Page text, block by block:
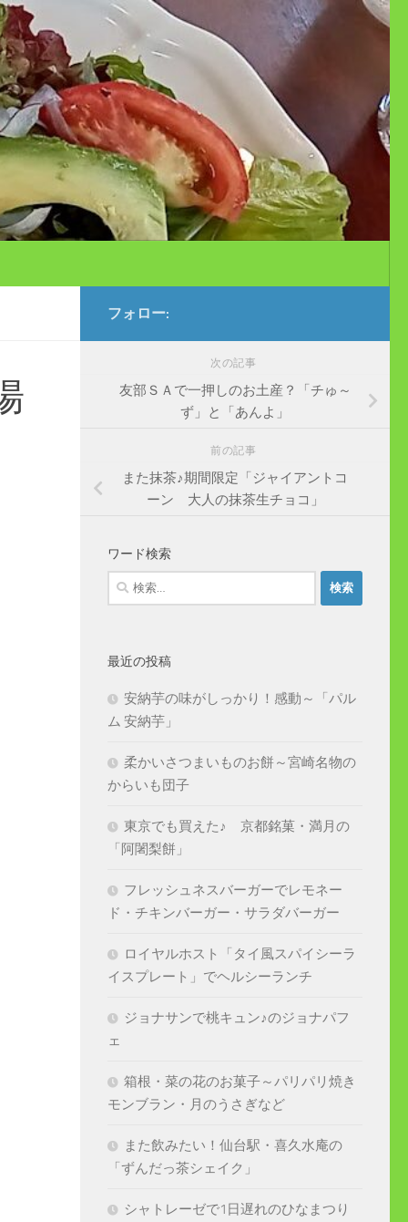
フォロー:
次の記事
友部ＳＡで一押しのお土産？「チゅ～
ず」と「あんよ」
前の記事
また抹茶♪期間限定「ジャイアントコ
ーン 大人の抹茶生チョコ」
ワード検索
検
索:
最近の投稿
安納芋の味がしっかり！感動～「パル
ム 安納芋」
柔かいさつまいものお餅～宮崎名物の
からいも団子
東京でも買えた♪ 京都銘菓・満月の
「阿闍梨餅」
フレッシュネスバーガーでレモネー
ド・チキンバーガー・サラダバーガー
ロイヤルホスト「タイ風スパイシーラ
イスプレート」でヘルシーランチ
ジョナサンで桃キュン♪のジョナパフ
ェ
箱根・菜の花のお菓子～パリパリ焼き
モンブラン・月のうさぎなど
また飲みたい！仙台駅・喜久水庵の
「ずんだっ茶シェイク」
シャトレーゼで1日遅れのひなまつり